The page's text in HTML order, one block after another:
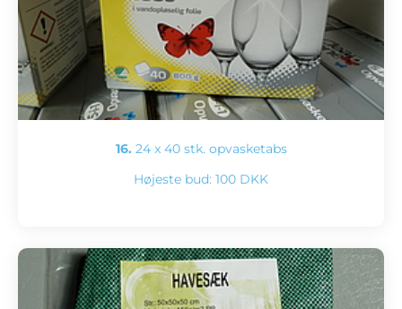
16. 24 x 40 stk. opvasketabs
Højeste bud: 100 DKK